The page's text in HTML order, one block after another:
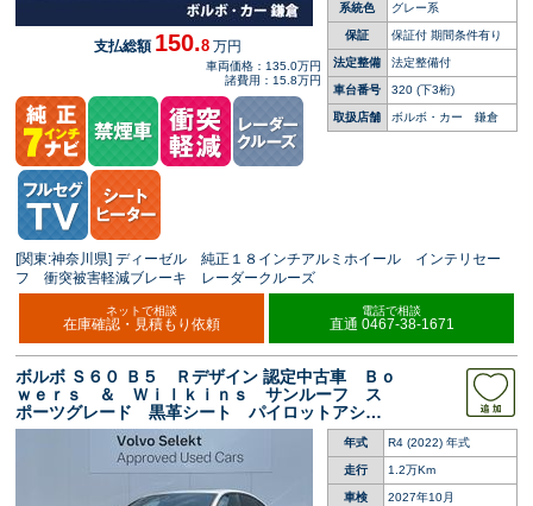
系統色 グレー系
保証 保証付 期間条件有り
法定整備 法定整備付
車台番号 320 (下3桁)
取扱店舗 ボルボ・カー 鎌倉
支払総額150.8 万円
車両価格：135.0万円
諸費用：15.8万円
[関東:神奈川県] ディーゼル 純正１８インチアルミホイール インテリセー
フ 衝突被害軽減ブレーキ レーダークルーズ
ネットで相談
在庫確認・見積もり依頼
電話で相談
直通 0467-38-1671
ボルボ Ｓ６０ Ｂ５ Ｒデザイン 認定中古車 Ｂｏ
ｗｅｒｓ ＆ Ｗｉｌｋｉｎｓ サンルーフ ス
ポーツグレード 黒革シート パイロットアシス
ト シートヒーター ハンドルヒーター パワー
シート 禁煙車 グレード専用アルミ 純正ナビ
年式 R4 (2022) 年式
走行 1.2万Km
車検 2027年10月